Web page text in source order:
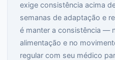
exige consistência acima
semanas de adaptação e
é manter a consistência —
alimentação e no
regular com seu médico